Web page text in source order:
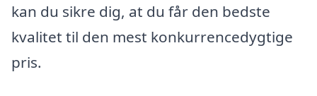
kan du sikre dig, at du får den bedste
kvalitet til den mest konkurrencedygtige
pris.